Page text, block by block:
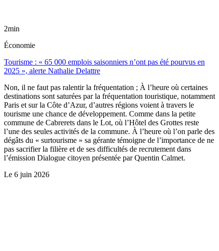
2min
Économie
Tourisme : « 65 000 emplois saisonniers n’ont pas été pourvus en
2025 », alerte Nathalie Delattre
Non, il ne faut pas ralentir la fréquentation ; À l’heure où certaines
destinations sont saturées par la fréquentation touristique, notamment
Paris et sur la Côte d’Azur, d’autres régions voient à travers le
tourisme une chance de développement. Comme dans la petite
commune de Cabrerets dans le Lot, où l’Hôtel des Grottes reste
l’une des seules activités de la commune. À l’heure où l’on parle des
dégâts du « surtourisme » sa gérante témoigne de l’importance de ne
pas sacrifier la filière et de ses difficultés de recrutement dans
l’émission Dialogue citoyen présentée par Quentin Calmet.
Le 6 juin 2026